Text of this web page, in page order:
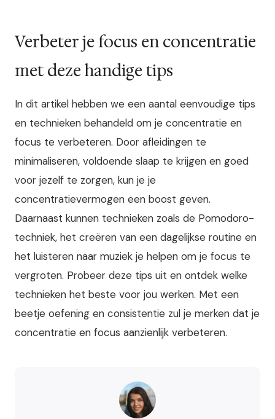
Verbeter je focus en concentratie
met deze handige tips
In dit artikel hebben we een aantal eenvoudige tips
en technieken behandeld om je concentratie en
focus te verbeteren. Door afleidingen te
minimaliseren, voldoende slaap te krijgen en goed
voor jezelf te zorgen, kun je je
concentratievermogen een boost geven.
Daarnaast kunnen technieken zoals de Pomodoro-
techniek, het creëren van een dagelijkse routine en
het luisteren naar muziek je helpen om je focus te
vergroten. Probeer deze tips uit en ontdek welke
technieken het beste voor jou werken. Met een
beetje oefening en consistentie zul je merken dat je
concentratie en focus aanzienlijk verbeteren.